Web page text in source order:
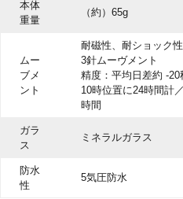
本体
重量
（約）65g
ムー
ブメ
ント
耐磁性、耐ショック
3針ムーヴメント
精度：平均日差約 -
10時位置に24時間計
時間
ガラ
ス
ミネラルガラス
防水
性
5気圧防水